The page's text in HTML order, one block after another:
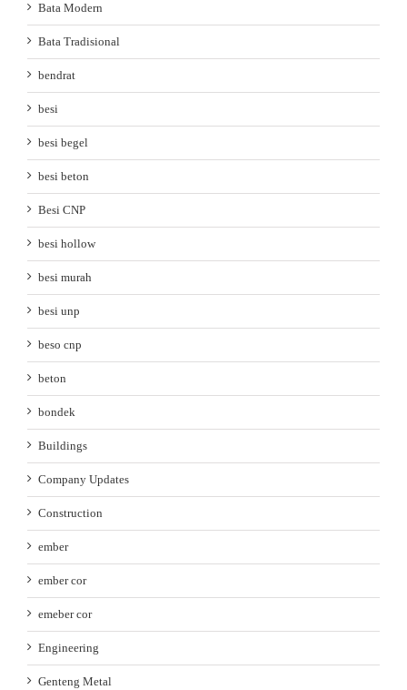
Bata Modern
Bata Tradisional
bendrat
besi
besi begel
besi beton
Besi CNP
besi hollow
besi murah
besi unp
beso cnp
beton
bondek
Buildings
Company Updates
Construction
ember
ember cor
emeber cor
Engineering
Genteng Metal